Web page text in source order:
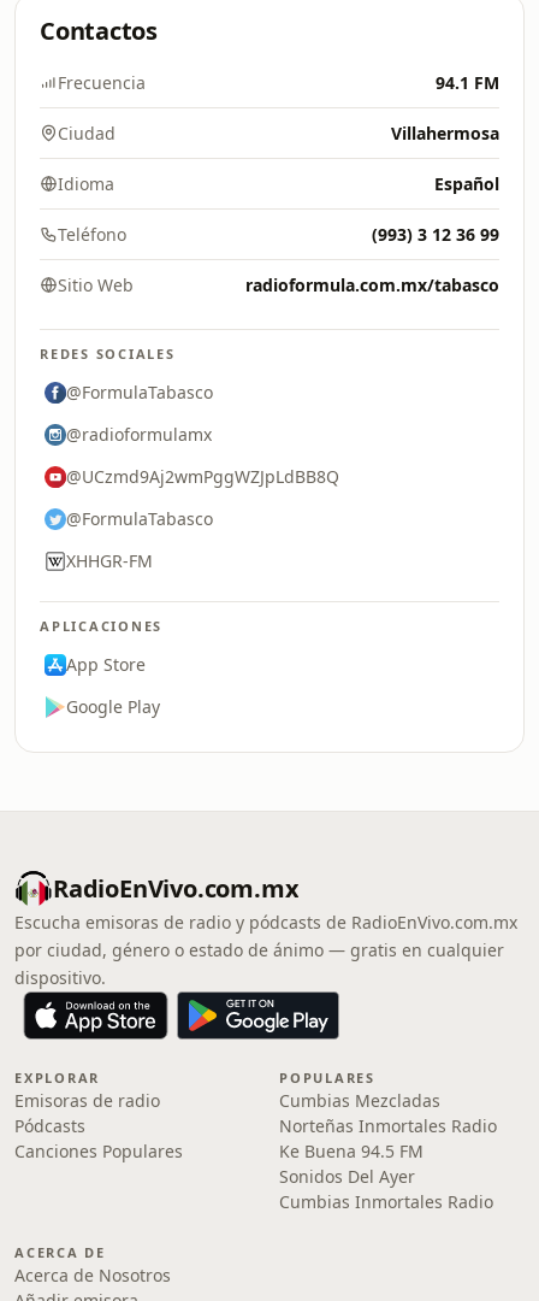
Contactos
Frecuencia 94.1 FM
Ciudad Villahermosa
Idioma Español
Teléfono (993) 3 12 36 99
Sitio Web radioformula.com.mx/tabasco
REDES SOCIALES
@FormulaTabasco
@radioformulamx
@UCzmd9Aj2wmPggWZJpLdBB8Q
@FormulaTabasco
XHHGR-FM
APLICACIONES
App Store
Google Play
RadioEnVivo.com.mx
Escucha emisoras de radio y pódcasts de RadioEnVivo.com.mx
por ciudad, género o estado de ánimo — gratis en cualquier
dispositivo.
EXPLORAR
Emisoras de radio
Pódcasts
Canciones Populares
POPULARES
Cumbias Mezcladas
Norteñas Inmortales Radio
Ke Buena 94.5 FM
Sonidos Del Ayer
Cumbias Inmortales Radio
ACERCA DE
Acerca de Nosotros